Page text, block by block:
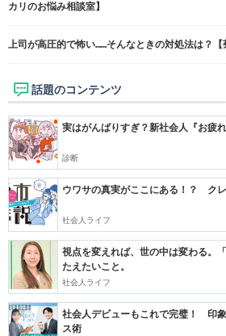
カリのお悩み相談室】
上司が高圧的で怖い……そんなときの対処法は？【
話題のコンテンツ
実はがんばりすぎ？新社会人『お疲
診断
ウワサの真実がここにある！？ ク
社会人ライフ
視点を変えれば、世の中は変わる。
たえたいこと。
社会人ライフ
社会人デビューもこれで完璧！ 印
ス術